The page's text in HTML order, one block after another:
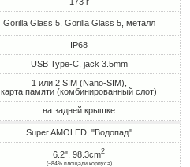
Gorilla Glass 5, Gorilla Glass 5, металл
IP68
USB Type-C, jack 3.5mm
1 или 2 SIM (Nano-SIM),
карта памяти (комбинированный слот)
на задней крышке
Super AMOLED, "Водопад"
6.2", 98.3cm2
(~84% площади корпуса)